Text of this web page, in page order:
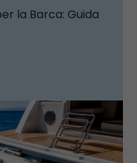
la Barca: Guida